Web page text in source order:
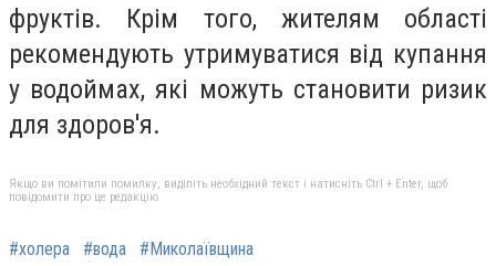
фруктів. Крім того, жителям області
рекомендують утримуватися від купання
у водоймах, які можуть становити ризик
для здоров'я.
Якщо ви помітили помилку, виділіть необхідний текст і натисніть Ctrl + Enter, щоб
повідомити про це редакцію
#холера #вода #Миколаївщина